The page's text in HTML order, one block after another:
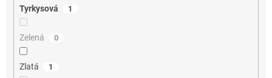
Tyrkysová 1
Zelená 0
Zlatá 1